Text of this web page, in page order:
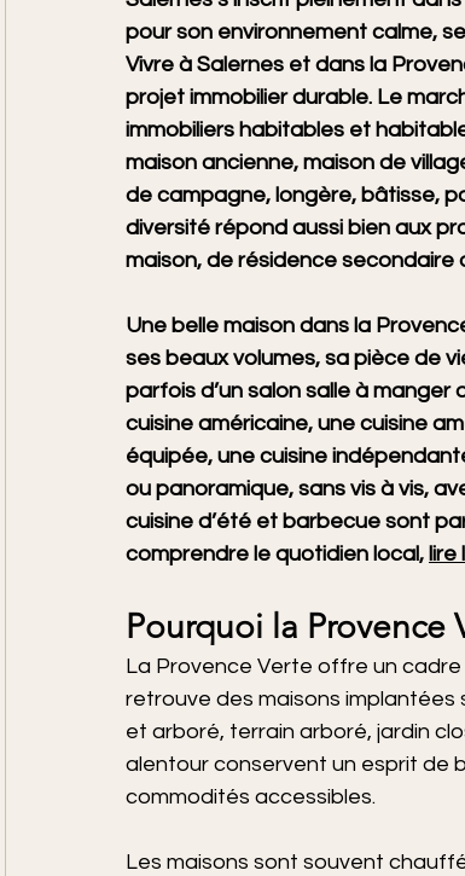
pour son environnement calme,
Vivre à Salernes et dans la
projet immobilier durable. Le
immobiliers habitables et
maison ancienne, maison de
de campagne, longère, bâtisse,
diversité répond aussi bien aux
maison, de résidence secondaire
Une belle maison dans la
ses beaux volumes, sa pièce de
parfois d’un salon salle à manger
cuisine américaine, une cuisine
équipée, une cuisine
ou panoramique, sans vis à vis,
cuisine d’été et barbecue sont
comprendre le quotidien local, lire
Pourquoi la Provence
La Provence Verte offre un
retrouve des maisons implantées
et arboré, terrain arboré, jardin
alentour conservent un esprit de
commodités accessibles.
Les maisons sont souvent